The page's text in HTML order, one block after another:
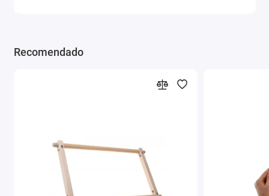
Recomendado